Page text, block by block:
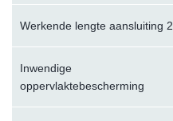
Werkende lengte aansluiting 2
Inwendige
oppervlaktebescherming